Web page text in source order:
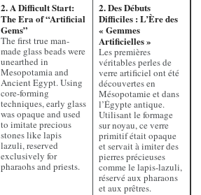
2. A Difficult Start:
The Era of “Artificial
Gems”
The first true man-
made glass beads were
unearthed in
Mesopotamia and
Ancient Egypt. Using
core-forming
techniques, early glass
was opaque and used
to imitate precious
stones like lapis
lazuli, reserved
exclusively for
pharaohs and priests.
2. Des Débuts
Difficiles : L’Ère des
« Gemmes
Artificielles »
Les premières
véritables perles de
verre artificiel ont été
découvertes en
Mésopotamie et dans
l’Égypte antique.
Utilisant le formage
sur noyau, ce verre
primitif était opaque
et servait à imiter des
pierres précieuses
comme le lapis-lazuli,
réservé aux pharaons
et aux prêtres.